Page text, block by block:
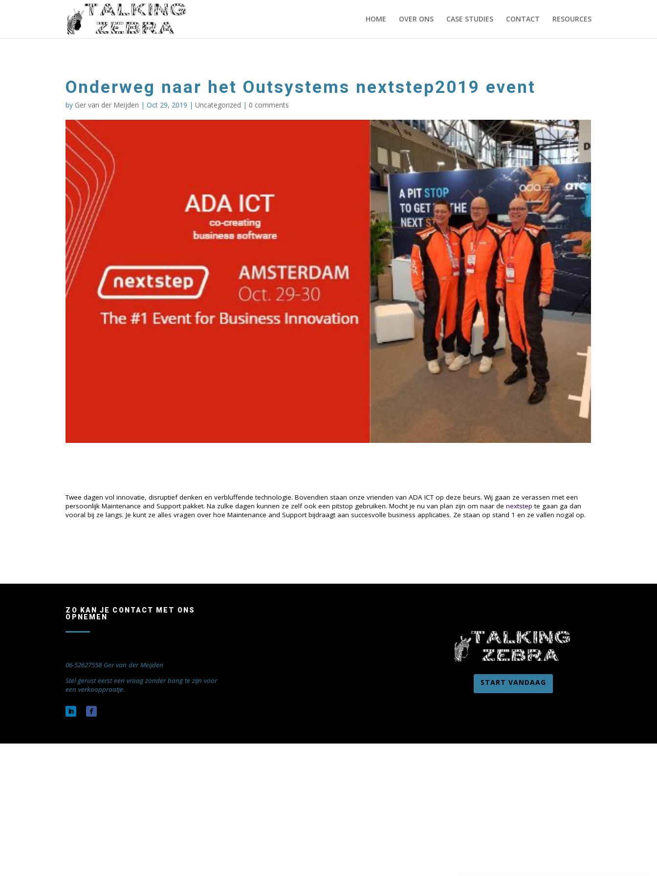
HOME OVER ONS CASE STUDIES CONTACT RESOURCES
Onderweg naar het Outsystems nextstep2019 event
by Ger van der Meijden |Oct 29, 2019 |Uncategorized | 0 comments
Twee dagen vol innovatie, disruptief denken en verbluffende technologie. Bovendien staan onze vrienden van ADA ICT op deze beurs. Wij gaan ze verassen met een
persoonlijk Maintenance and Support pakket. Na zulke dagen kunnen ze zelf ook een pitstop gebruiken. Mocht je nu van plan zijn om naar denextstep te gaan ga dan
vooral bij ze langs. Je kunt ze alles vragen over hoe Maintenance and Support bijdraagt aan succesvolle business applicaties. Ze staan op stand 1 en ze vallen nogal op.
ZO KAN JE CONTACT MET ONS
OPNEMEN
06-52627558 Ger van der Meijden
Stel gerust eerst een vraag zonder bang te zijn voor
een verkooppraatje.
START VANDAAG